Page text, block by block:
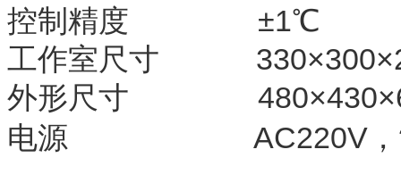
控制精度 ±1℃
工作室尺寸
外形尺寸
电源 AC220V